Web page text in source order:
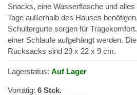
Snacks, eine Wasserflasche und
Tage außerhalb des Hauses
Schultergurte sorgen für
einer Schlaufe aufgehängt werden.
Rucksacks sind 29 x 22 x 9 cm.
Lagerstatus: Auf Lager
Vorrätig: 6 Stck.